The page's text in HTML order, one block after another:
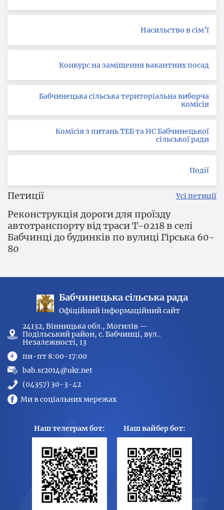
Насильство в сім’ї
Конкурс на заміщення вакантних посад
Бабчинецька сільська територіальна виборча
комісія
Комісія з питань ТЕБ та НС Бабчинецької
сільської ради
Події
Петиції Усі петиції
Реконструкція дороги для проїзду
автотранспорту від траси Т-0218 в селі
Бабчинці до будинків по вулиці Гірська 60-
80
Бабчинецька сільська рада
Офіційний інформаційний сайт
24132, Вінницька обл., Могилів —
Подільський район, с. Бабчинці, вул..
Незалежності, 13
пн-пт 8:00-17:00
bab.sr2014@ukr.net
(04357) 30-3-42
Ми в соціальних мережах
Наш телеграм бот: Наш вайбер бот: